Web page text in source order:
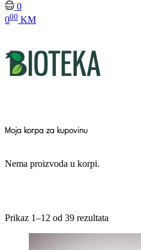
0
000 KM
Moja korpa za kupovinu
Nema proizvoda u korpi.
Prikaz 1–12 od 39 rezultata